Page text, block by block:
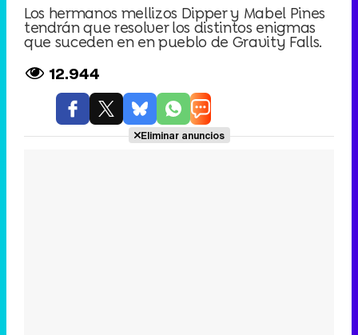
Los hermanos mellizos Dipper y Mabel Pines
tendrán que resolver los distintos enigmas
que suceden en en pueblo de Gravity Falls.
12.944
Eliminar anuncios